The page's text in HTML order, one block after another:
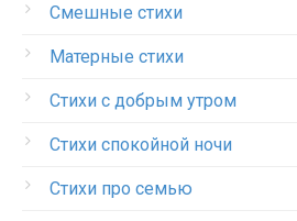
Смешные стихи
Матерные стихи
Стихи с добрым утром
Стихи спокойной ночи
Стихи про семью